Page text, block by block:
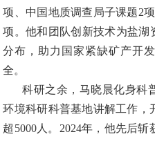
项、中国地质调查局子课题2
项。他和团队创新技术为盐湖
分布，助力国家紧缺矿产开
全。
科研之余，马晓晨化身科
环境科研科普基地讲解工作，
超5000人。2024年，他先后